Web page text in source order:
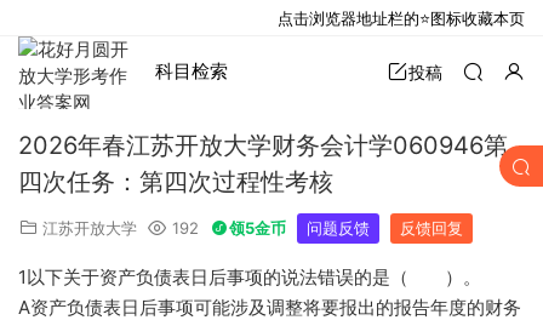
科目检索 投稿
2026年春江苏开放大学财务会计学060946第
四次任务：第四次过程性考核
江苏开放大学 192 领5金币 问题反馈 反馈回复
1以下关于资产负债表日后事项的说法错误的是（ ）。
A资产负债表日后事项可能涉及调整将要报出的报告年度的财务
点击浏览器地址栏的⭐图标收藏本页